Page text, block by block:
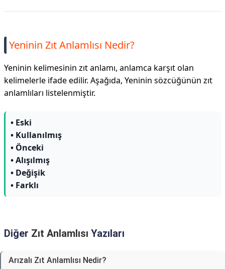
Yeninin Zıt Anlamlısı Nedir?
Yeninin kelimesinin zıt anlamı, anlamca karşıt olan
kelimelerle ifade edilir. Aşağıda, Yeninin sözcüğünün zıt
anlamlıları listelenmiştir.
• Eski
• Kullanılmış
• Önceki
• Alışılmış
• Değişik
• Farklı
Diğer Zıt Anlamlısı Yazıları
Arızalı Zıt Anlamlısı Nedir?